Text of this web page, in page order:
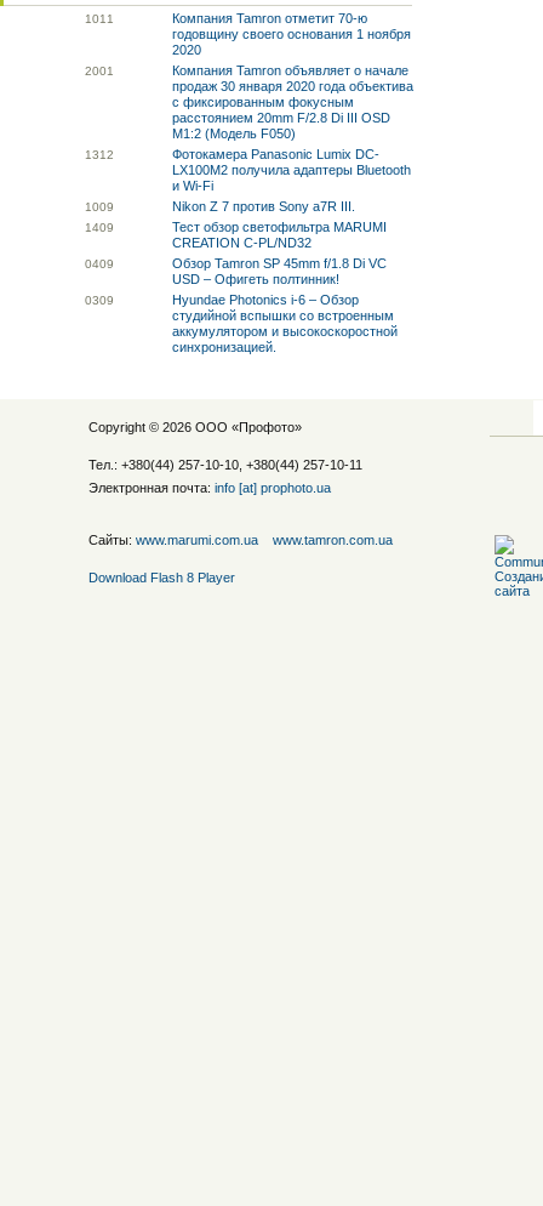
1011
Компания Tamron отметит 70-ю
годовщину своего основания 1 ноября
2020
2001
Компания Tamron объявляет о начале
продаж 30 января 2020 года объектива
с фиксированным фокусным
расстоянием 20mm F/2.8 Di III OSD
M1:2 (Модель F050)
1312
Фотокамера Panasonic Lumix DC-
LX100M2 получила адаптеры Bluetooth
и Wi-Fi
1009 Nikon Z 7 против Sony a7R III.
1409
Тест обзор светофильтра MARUMI
CREATION C-PL/ND32
0409
Обзор Tamron SP 45mm f/1.8 Di VC
USD – Офигеть полтинник!
0309
Hyundae Photonics i-6 – Обзор
студийной вспышки со встроенным
аккумулятором и высокоскоростной
синхронизацией.
Copyright © 2026 ООО «Профото»
Тел.: +380(44) 257-10-10, +380(44) 257-10-11
Электронная почта: info [at] prophoto.ua
Сайты: www.marumi.com.ua www.tamron.com.ua
Download Flash 8 Player